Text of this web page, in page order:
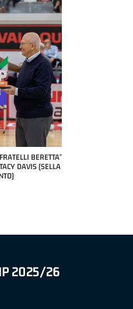
BERETTA" SAMUEL
APRILE '26 -
(TAV TREVIGLIO
2025/26